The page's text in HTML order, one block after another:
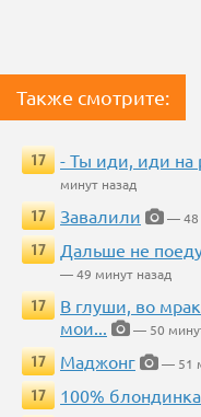
Также смотрите:
17 - Ты иди, иди на
минут назад
17
Завалили
— 48
17
Дальше не
— 49 минут назад
17
В глуши, во
мои...
— 50
17
Маджонг
— 51
17
100%